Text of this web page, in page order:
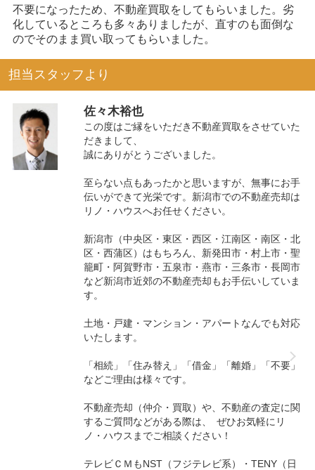
不要になったため、不動産買取をしてもらいました。劣
化しているところも多々ありましたが、直すのも面倒な
のでそのまま買い取ってもらいました。
担当スタッフより
佐々木裕也
この度はご縁をいただき不動産買取をさせていた
だきまして、
誠にありがとうございました。
至らない点もあったかと思いますが、無事にお手
伝いができて光栄です。新潟市での不動産売却は
リノ・ハウスへお任せください。
新潟市（中央区・東区・西区・江南区・南区・北
区・西蒲区）はもちろん、新発田市・村上市・聖
籠町・阿賀野市・五泉市・燕市・三条市・長岡市
など新潟市近郊の不動産売却もお手伝いしていま
す。
土地・戸建・マンション・アパートなんでも対応
いたします。
「相続」「住み替え」「借金」「離婚」「不要」
などご理由は様々です。
不動産売却（仲介・買取）や、不動産の査定に関
するご質問などがある際は、 ぜひお気軽にリ
ノ・ハウスまでご相談ください！
テレビＣＭもNST（フジテレビ系）・TENY（日